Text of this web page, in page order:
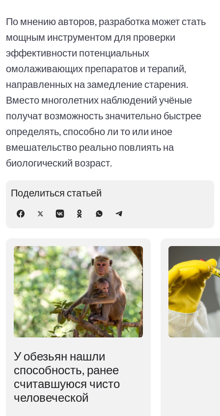
По мнению авторов, разработка может стать
мощным инструментом для проверки
эффективности потенциальных
омолаживающих препаратов и терапий,
направленных на замедление старения.
Вместо многолетних наблюдений учёные
получат возможность значительно быстрее
определять, способно ли то или иное
вмешательство реально повлиять на
биологический возраст.
Поделиться статьей
У обезьян нашли
способность, ранее
считавшуюся чисто
человеческой